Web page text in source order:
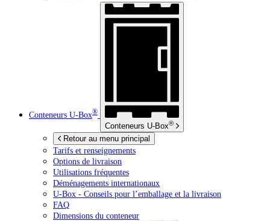
Conteneurs U-Box®
Conteneurs U-Box®
Retour au menu principal
Tarifs et renseignements
Options de livraison
Utilisations fréquentes
Déménagements internationaux
U-Box - Conseils pour l’emballage et la livraison
FAQ
Dimensions du conteneur